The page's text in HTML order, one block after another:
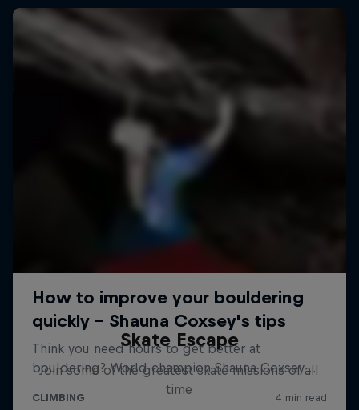
Skate Escape
Join some of the greatest skate missions of all
time